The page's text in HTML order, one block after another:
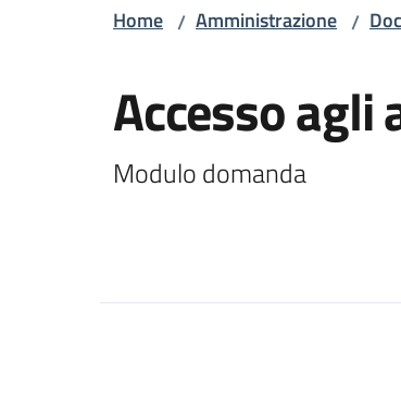
Home / Amministrazione /
Accesso
Modulo domanda